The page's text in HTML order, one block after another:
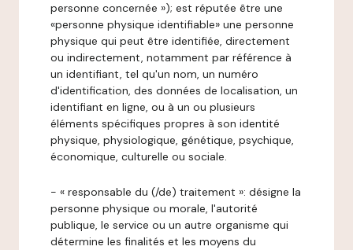
personne concernée »); est réputée être une
«personne physique identifiable» une personne
physique qui peut être identifiée, directement
ou indirectement, notamment par référence à
un identifiant, tel qu'un nom, un numéro
d'identification, des données de localisation, un
identifiant en ligne, ou à un ou plusieurs
éléments spécifiques propres à son identité
physique, physiologique, génétique, psychique,
économique, culturelle ou sociale.
- « responsable du (/de) traitement »: désigne la
personne physique ou morale, l'autorité
publique, le service ou un autre organisme qui
détermine les finalités et les moyens du